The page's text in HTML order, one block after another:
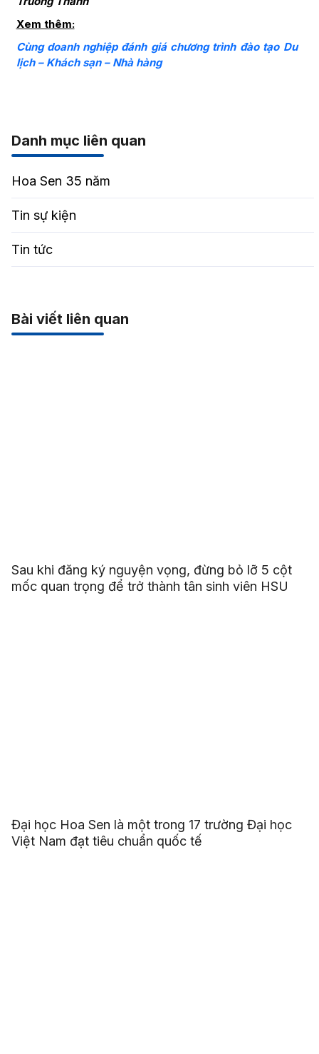
Xem thêm:
Cùng doanh nghiệp đánh giá chương trình đào tạo Du
lịch – Khách sạn – Nhà hàng
Danh mục liên quan
Hoa Sen 35 năm
Tin sự kiện
Tin tức
Bài viết liên quan
Sau khi đăng ký nguyện vọng, đừng bỏ lỡ 5 cột
mốc quan trọng để trở thành tân sinh viên HSU
Đại học Hoa Sen là một trong 17 trường Đại học
Việt Nam đạt tiêu chuẩn quốc tế